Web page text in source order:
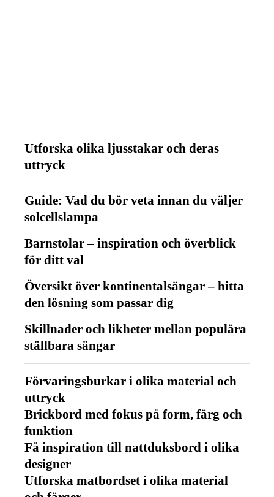
Utforska olika ljusstakar och deras
uttryck
Guide: Vad du bör veta innan du väljer
solcellslampa
Barnstolar – inspiration och överblick
för ditt val
Översikt över kontinentalsängar – hitta
den lösning som passar dig
Skillnader och likheter mellan populära
ställbara sängar
Förvaringsburkar i olika material och
uttryck
Brickbord med fokus på form, färg och
funktion
Få inspiration till nattduksbord i olika
designer
Utforska matbordset i olika material